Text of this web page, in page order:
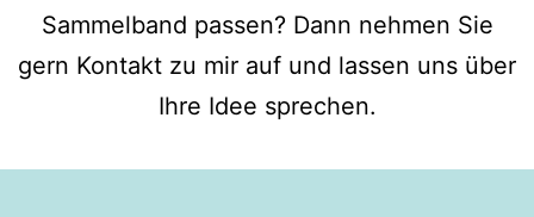
Sammelband passen? Dann nehmen Sie
gern Kontakt zu mir auf und lassen uns über
Ihre Idee sprechen.